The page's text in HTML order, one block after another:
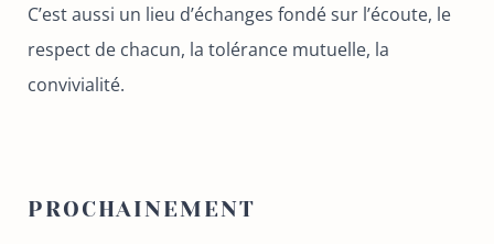
C’est aussi un lieu d’échanges fondé sur l’écoute, le
respect de chacun, la tolérance mutuelle, la
convivialité.
PROCHAINEMENT